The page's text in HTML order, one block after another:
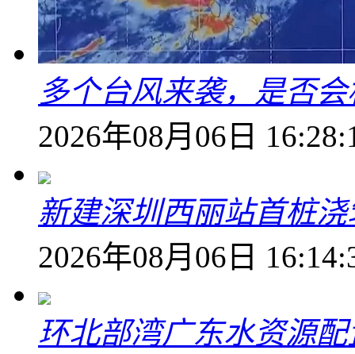
多个台风来袭，是否
2026年08月06日
新建深圳西丽站首桩
2026年08月06日
环北部湾广东水资源